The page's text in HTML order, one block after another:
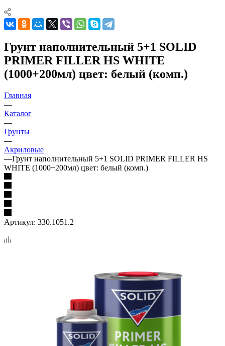
Грунт наполнительный 5+1 SOLID
PRIMER FILLER HS WHITE
(1000+200мл) цвет: белый (комп.)
Главная
—
Каталог
—
Грунты
—
Акриловые
—Грунт наполнительный 5+1 SOLID PRIMER FILLER HS
WHITE (1000+200мл) цвет: белый (комп.)
Артикул: 330.1051.2